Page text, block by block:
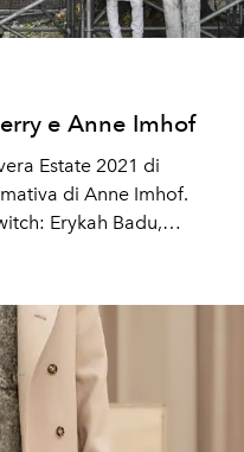
e Anne Imhof
Estate 2021 di
di Anne Imhof.
Erykah Badu,